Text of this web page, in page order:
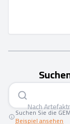
Nach
Suchen Sie die
Beispiel ansehen